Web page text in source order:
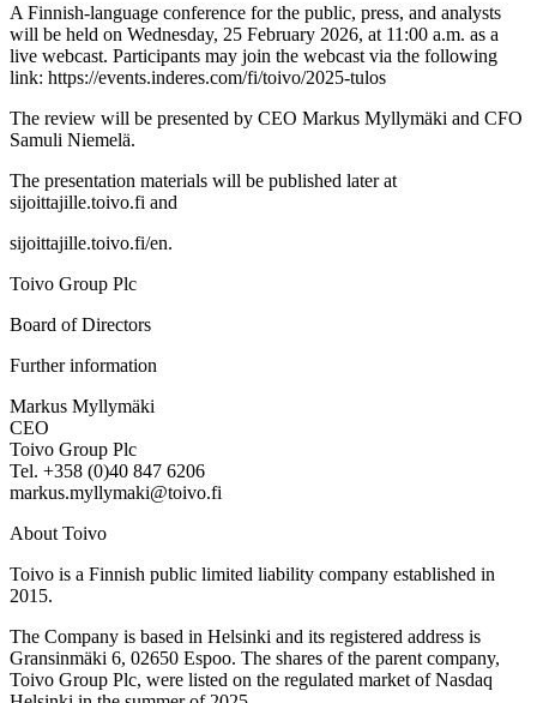
A Finnish-language conference for the public, press, and analysts
will be held on Wednesday, 25 February 2026, at 11:00 a.m. as a
live webcast. Participants may join the webcast via the following
link: https://events.inderes.com/fi/toivo/2025-tulos
The review will be presented by CEO Markus Myllymäki and CFO
Samuli Niemelä.
The presentation materials will be published later at
sijoittajille.toivo.fi and
sijoittajille.toivo.fi/en.
Toivo Group Plc
Board of Directors
Further information
Markus Myllymäki
CEO
Toivo Group Plc
Tel. +358 (0)40 847 6206
markus.myllymaki@toivo.fi
About Toivo
Toivo is a Finnish public limited liability company established in
2015.
The Company is based in Helsinki and its registered address is
Gransinmäki 6, 02650 Espoo. The shares of the parent company,
Toivo Group Plc, were listed on the regulated market of Nasdaq